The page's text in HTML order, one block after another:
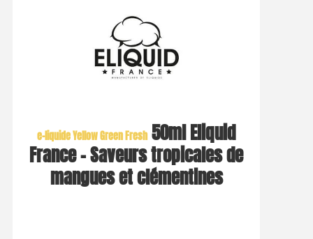
e-liquide Yellow Green Fresh50ml Eliquid
France – Saveurs tropicales de
mangues et clémentines